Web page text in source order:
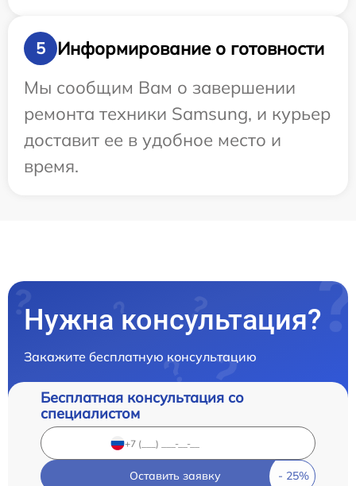
5
Информирование о готовности
Мы сообщим Вам о завершении
ремонта техники Samsung, и курьер
доставит ее в удобное место и
время.
Нужна консультация?
Закажите бесплатную консультацию
Бесплатная консультация со
специалистом
Оставить заявку